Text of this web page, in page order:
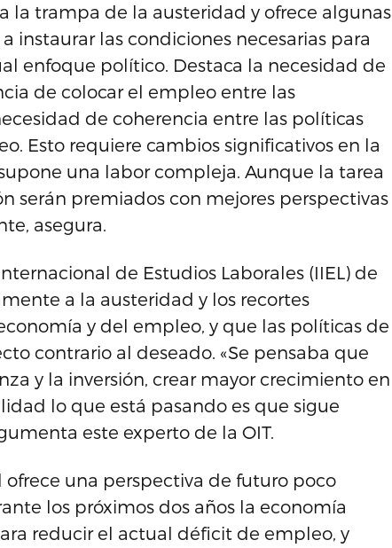
la trampa de la austeridad y ofrece algunas
instaurar las condiciones necesarias para
enfoque político. Destaca la necesidad de
de colocar el empleo entre las
de coherencia entre las políticas
Esto requiere cambios significativos en la
una labor compleja. Aunque la tarea
serán premiados con mejores perspectivas
asegura.
de Estudios Laborales (IIEL) de
a la austeridad y los recortes
y del empleo, y que las políticas de
contrario al deseado. «Se pensaba que
y la inversión, crear mayor crecimiento en
lo que está pasando es que sigue
este experto de la OIT.
una perspectiva de futuro poco
los próximos dos años la economía
reducir el actual déficit de empleo, y